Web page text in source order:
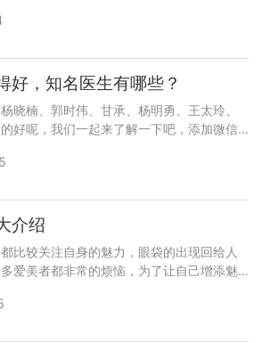
好，知名医生有哪些？
晓楠、郭时伟、甘承、杨明勇、王太玲、
好呢，我们一起来了解一下吧，添加微信
介绍
比较关注自身的魅力，眼袋的出现回给人
爱美者都非常的烦恼，为了让自己增添魅
绍吧。目前去眼袋的手术有三种，和小编